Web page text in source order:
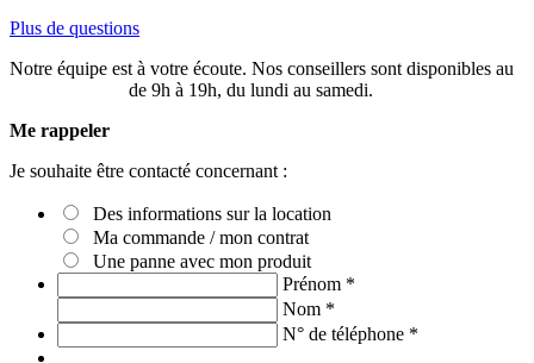
Plus de questions
Notre équipe est à votre écoute. Nos conseillers sont disponibles au
de 9h à 19h, du lundi au samedi.
Me rappeler
Je souhaite être contacté concernant :
Des informations sur la location
Ma commande / mon contrat
Une panne avec mon produit
Prénom *
Nom *
N° de téléphone *